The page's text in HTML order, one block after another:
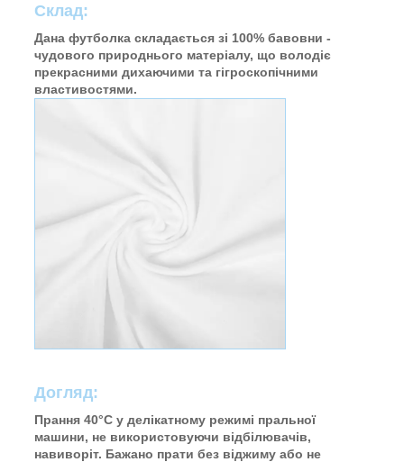
Склад:
Дана футболка складається зі 100% бавовни -
чудового природнього матеріалу, що володіє
прекрасними дихаючими та гігроскопічними
властивостями.
Догляд:
Прання 40°C у делікатному режимі пральної
машини, не використовуючи відбілювачів,
навиворіт. Бажано прати без віджиму або не